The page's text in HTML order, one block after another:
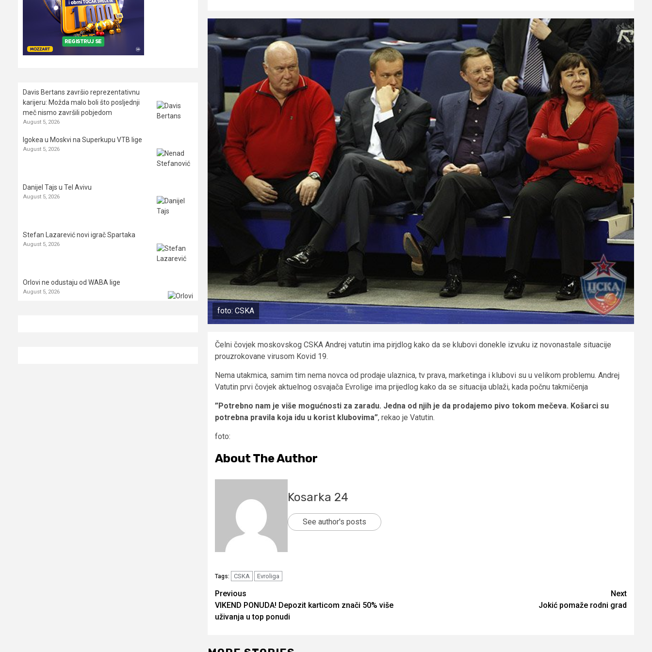
foto: CSKA
Čelni čovjek moskovskog CSKA Andrej vatutin ima pirjdlog kako da se klubovi donekle izvuku iz novonastale situacije
prouzrokovane virusom Kovid 19.
Nema utakmica, samim tim nema novca od prodaje ulaznica, tv prava, marketinga i klubovi su u velikom problemu. Andrej
Vatutin prvi čovjek aktuelnog osvajača Evrolige ima prijedlog kako da se situacija ublaži, kada počnu takmičenja
”Potrebno nam je više mogućnosti za zaradu. Jedna od njih je da prodajemo pivo tokom mečeva. Košarci su
potrebna pravila koja idu u korist klubovima”, rekao je Vatutin.
foto:
About The Author
Kosarka 24
See author's posts
Tags: CSKA Evroliga
Continue
Reading
Previous
VIKEND PONUDA! Depozit karticom znači 50% više
uživanja u top ponudi
Next
Jokić pomaže rodni grad
Davis Bertans završio reprezentativnu
karijeru: Možda malo boli što posljednji
meč nismo završili pobjedom
August 5, 2026
Igokea u Moskvi na Superkupu VTB lige
August 5, 2026
Danijel Tajs u Tel Avivu
August 5, 2026
Stefan Lazarević novi igrač Spartaka
August 5, 2026
Orlovi ne odustaju od WABA lige
August 5, 2026